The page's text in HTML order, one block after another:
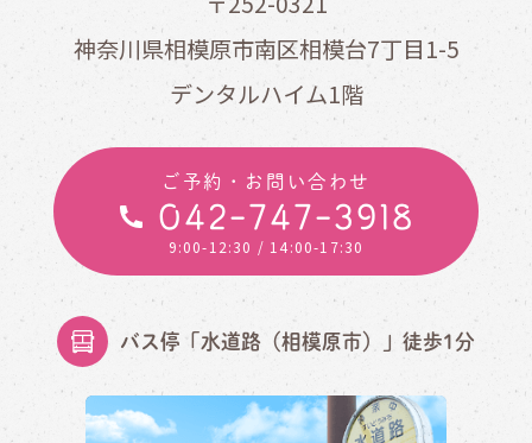
神奈川県相模原市南区相模台7丁目1-5
デンタルハイム1階
ご予約・お問い合わせ
042-747-3918
9:00-12:30 / 14:00-17:30
バス停「水道路（相模原市）」徒歩1分